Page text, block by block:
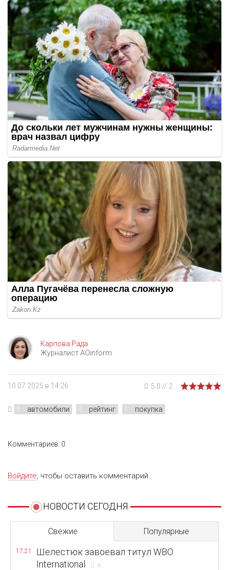
Карпова Рада
Журналист AOinform
10.07.2025 в 14:26 5.0 // 2
автомобили рейтинг покупка
Комментариев: 0
Войдите, чтобы оставить комментарий.
НОВОСТИ СЕГОДНЯ
Свежие Популярные
17:21
Шелестюк завоевал титул WBO
International
4